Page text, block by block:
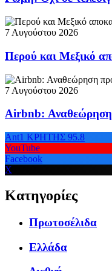
7 Αυγούστου 2026
Περού και Μεξικό
7 Αυγούστου 2026
Airbnb: Αναθεώρηση
Ant1 ΚΡΗΤΗΣ 95.8
YouTube
Facebook
X
Κατηγορίες
Πρωτοσέλιδα
Ελλάδα